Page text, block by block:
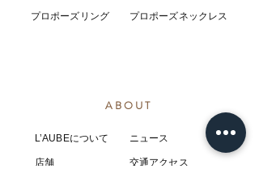
プロポーズリング プロポーズネックレス
ABOUT
L’AUBEについて
店舗
​ニュース
​交通アクセス